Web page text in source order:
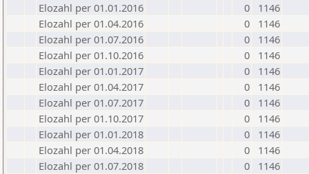
Elozahl per 01.01.2016
0
1146
Elozahl per 01.04.2016
0
1146
Elozahl per 01.07.2016
0
1146
Elozahl per 01.10.2016
0
1146
Elozahl per 01.01.2017
0
1146
Elozahl per 01.04.2017
0
1146
Elozahl per 01.07.2017
0
1146
Elozahl per 01.10.2017
0
1146
Elozahl per 01.01.2018
0
1146
Elozahl per 01.04.2018
0
1146
Elozahl per 01.07.2018
0
1146